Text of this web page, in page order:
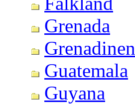
Grenada
Grenadinen
Guatemala
Guyana